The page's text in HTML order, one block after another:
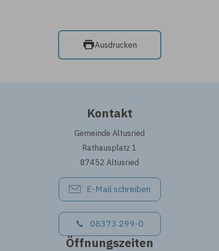
Ausdrucken
Kontakt
Gemeinde Altusried
Rathausplatz 1
87452 Altusried
E-Mail schreiben
08373 299-0
Öffnungszeiten